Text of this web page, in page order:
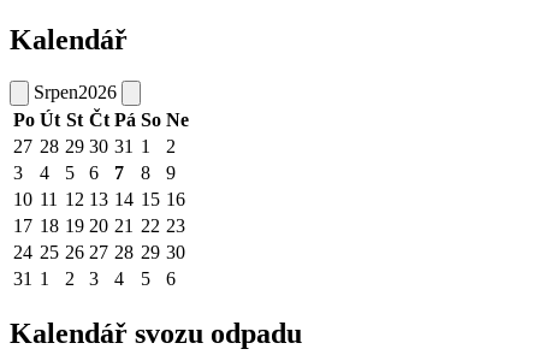
Kalendář
Srpen2026
Po Út St Čt Pá So Ne
27 28 29 30 31 1
2
3
4 5 6 7 8
9
10 11 12 13 14 15 16
17 18 19 20 21 22 23
24 25 26 27 28 29 30
31 1 2 3 4 5 6
Kalendář svozu odpadu